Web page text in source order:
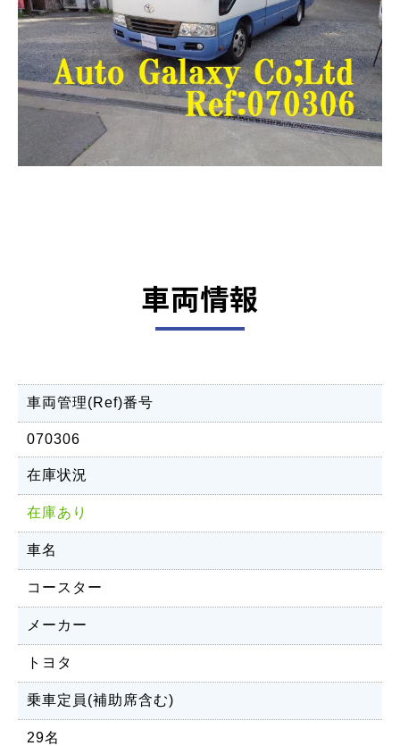
車両情報
車両管理(Ref)番号
070306
在庫状況
在庫あり
車名
コースター
メーカー
トヨタ
乗車定員(補助席含む)
29名